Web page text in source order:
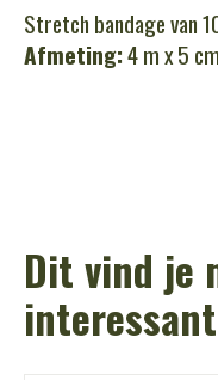
Stretch bandage van
Afmeting:4 m x 5 cm
Dit vind je
interessant